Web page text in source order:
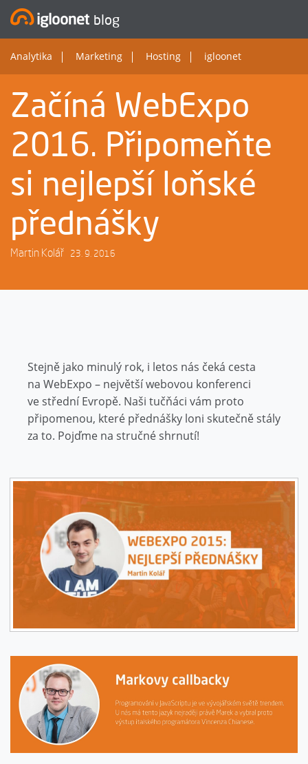
blog
Analytika Marketing Hosting igloonet
Začíná WebExpo
2016. Připomeňte
si nejlepší loňské
přednášky
Martin Kolář 23. 9. 2016
Stejně jako minulý rok, i letos nás čeká cesta
na WebExpo – největší webovou konferenci
ve střední Evropě. Naši tučňáci vám proto
připomenou, které přednášky loni skutečně stály
za to. Pojďme na stručné shrnutí!